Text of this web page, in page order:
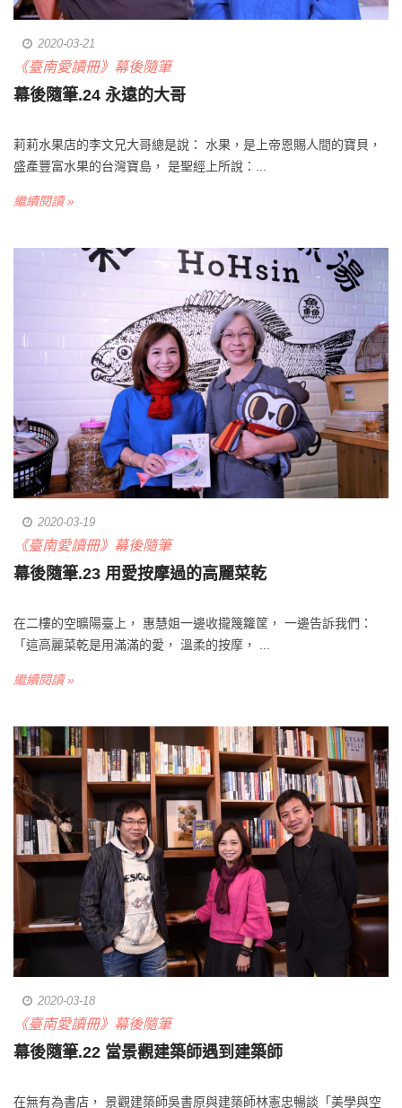
2020-03-21
《臺南愛讀冊》幕後隨筆
幕後隨筆.24 永遠的大哥
莉莉水果店的李文兄大哥總是說： 水果，是上帝恩賜人間的寶貝，
盛產豐富水果的台灣寶島， 是聖經上所說：...
繼續閱讀 »
2020-03-19
《臺南愛讀冊》幕後隨筆
幕後隨筆.23 用愛按摩過的高麗菜乾
在二樓的空曠陽臺上， 惠慧姐一邊收攏篾籮筐， 一邊告訴我們：
「這高麗菜乾是用滿滿的愛， 溫柔的按摩， ...
繼續閱讀 »
2020-03-18
《臺南愛讀冊》幕後隨筆
幕後隨筆.22 當景觀建築師遇到建築師
在無有為書店， 景觀建築師吳書原與建築師林憲忠暢談「美學與空